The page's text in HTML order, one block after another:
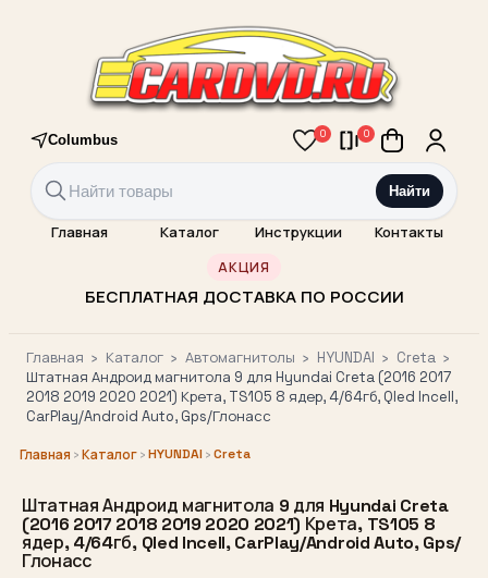
Columbus 0 0
Найти
Главная Каталог Инструкции Контакты
АКЦИЯ
БЕСПЛАТНАЯ ДОСТАВКА ПО РОССИИ
Главная › Каталог › Автомагнитолы › HYUNDAI › Creta ›
Штатная Андроид магнитола 9 для Hyundai Creta (2016 2017
2018 2019 2020 2021) Крета, TS105 8 ядер, 4/64гб, Qled Incell,
CarPlay/Android Auto, Gps/Глонасс
Главная ›Каталог›HYUNDAI ›Creta
Штатная Андроид магнитола 9 для Hyundai Creta
(2016 2017 2018 2019 2020 2021) Крета, TS105 8
ядер, 4/64гб, Qled Incell, CarPlay/Android Auto, Gps/
Глонасс